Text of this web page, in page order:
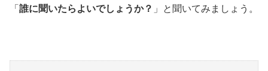
「 誰に聞いたらよいでしょうか？ 」と聞いてみましょう。